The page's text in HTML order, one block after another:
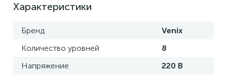
Характеристики
Бренд
Venix
Количество уровней
8
Напряжение
220 В